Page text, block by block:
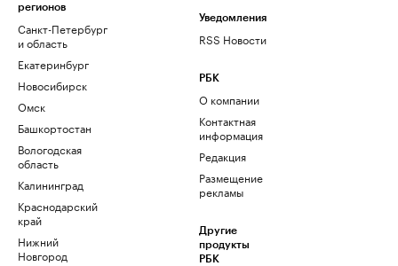
регионов
Санкт-Петербург
и область
Екатеринбург
Новосибирск
Омск
Башкортостан
Вологодская
область
Калининград
Краснодарский
край
Нижний
Новгород
Уведомления
RSS Новости
РБК
О компании
Контактная
информация
Редакция
Размещение
рекламы
Другие
продукты
РБК